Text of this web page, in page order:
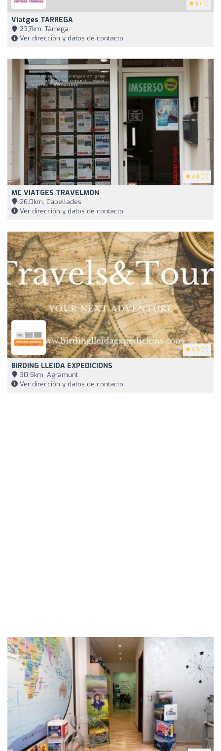
5 (12)
Viatges TARREGA
23,7km, Tàrrega
Ver dirección y datos de contacto
4.8 (5)
MC VIATGES TRAVELMON
26,0km, Capellades
Ver dirección y datos de contacto
4.9 (8)
BIRDING LLEIDA EXPEDICIONS
30,5km, Agramunt
Ver dirección y datos de contacto